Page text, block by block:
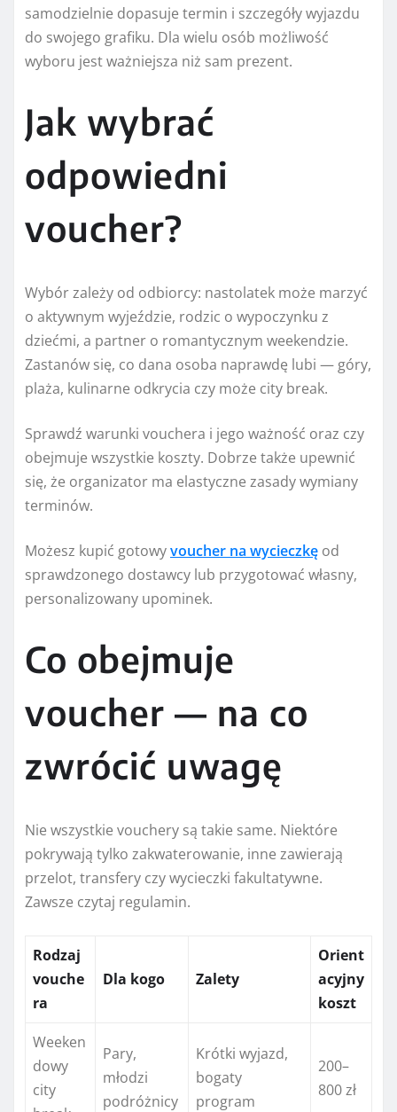
samodzielnie dopasuje termin i szczegóły wyjazdu
do swojego grafiku. Dla wielu osób możliwość
wyboru jest ważniejsza niż sam prezent.
Jak wybrać
odpowiedni
voucher?
Wybór zależy od odbiorcy: nastolatek może marzyć
o aktywnym wyjeździe, rodzic o wypoczynku z
dziećmi, a partner o romantycznym weekendzie.
Zastanów się, co dana osoba naprawdę lubi — góry,
plaża, kulinarne odkrycia czy może city break.
Sprawdź warunki vouchera i jego ważność oraz czy
obejmuje wszystkie koszty. Dobrze także upewnić
się, że organizator ma elastyczne zasady wymiany
terminów.
Możesz kupić gotowyvoucher na wycieczkę od
sprawdzonego dostawcy lub przygotować własny,
personalizowany upominek.
Co obejmuje
voucher — na co
zwrócić uwagę
Nie wszystkie vouchery są takie same. Niektóre
pokrywają tylko zakwaterowanie, inne zawierają
przelot, transfery czy wycieczki fakultatywne.
Zawsze czytaj regulamin.
Rodzaj
vouche
ra
Dla kogo Zalety
Orient
acyjny
koszt
Weeken
dowy
city
Pary,
młodzi
podróżnicy
Krótki wyjazd,
bogaty
program
200–
800 zł